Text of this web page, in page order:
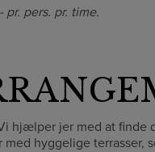
pers. pr. time.
hjælper jer med at finde
hyggelige terrasser,